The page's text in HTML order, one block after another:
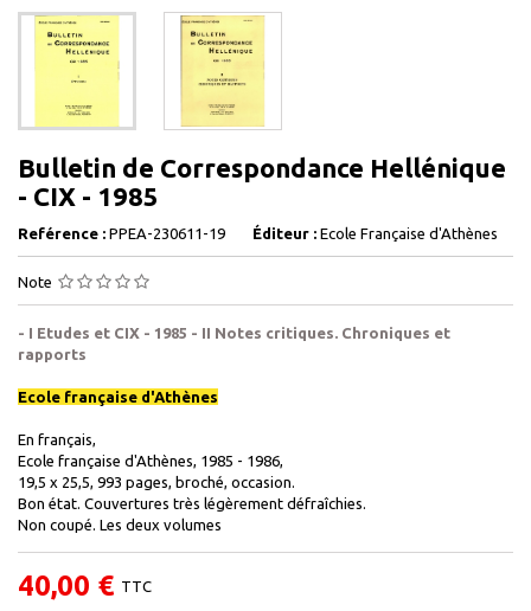
Bulletin de Correspondance Hellénique
- CIX - 1985
Reférence : PPEA-230611-19 Éditeur : Ecole Française d'Athènes
Note
- I Etudes et CIX - 1985 - II Notes critiques. Chroniques et
rapports
Ecole française d'Athènes
En français,
Ecole française d'Athènes, 1985 - 1986,
19,5 x 25,5, 993 pages, broché, occasion.
Bon état. Couvertures très légèrement défraîchies.
Non coupé. Les deux volumes
40,00 € TTC